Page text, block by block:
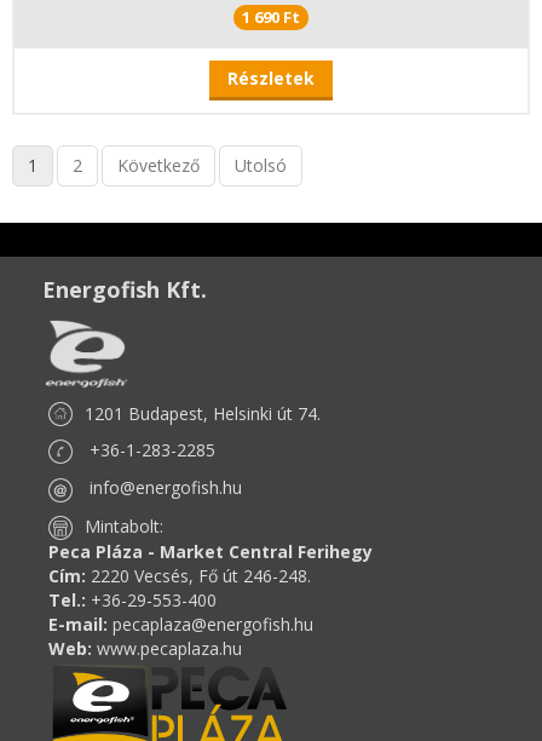
1 690 Ft
Részletek
1 2 Következő Utolsó
Energofish Kft.
1201 Budapest, Helsinki út 74.
+36-1-283-2285
info@energofish.hu
Mintabolt:
Peca Pláza - Market Central Ferihegy
Cím: 2220 Vecsés, Fő út 246-248.
Tel.: +36-29-553-400
E-mail: pecaplaza@energofish.hu
Web: www.pecaplaza.hu